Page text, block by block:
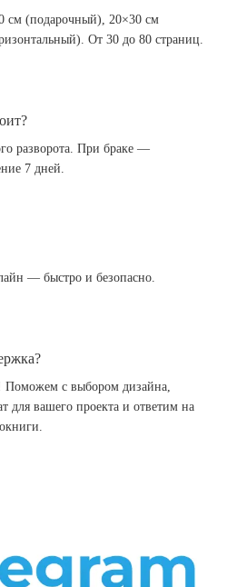
см (подарочный), 20×30 см
От 30 до 80 страниц.
разворота. При браке —
7 дней.
— быстро и безопасно.
Поможем с выбором дизайна,
для вашего проекта и ответим на